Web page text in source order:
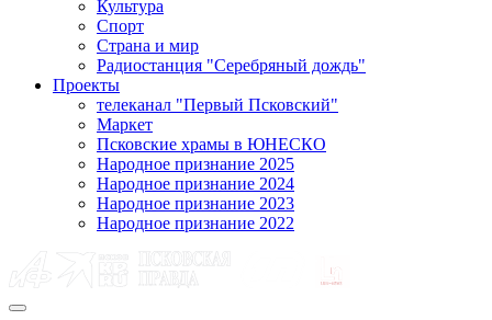
Культура
Спорт
Страна и мир
Радиостанция "Серебряный дождь"
Проекты
телеканал "Первый Псковский"
Маркет
Псковские храмы в ЮНЕСКО
Народное признание 2025
Народное признание 2024
Народное признание 2023
Народное признание 2022